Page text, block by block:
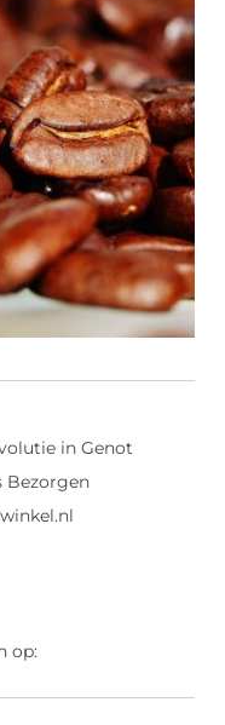
in Genot
Bezorgen
op: